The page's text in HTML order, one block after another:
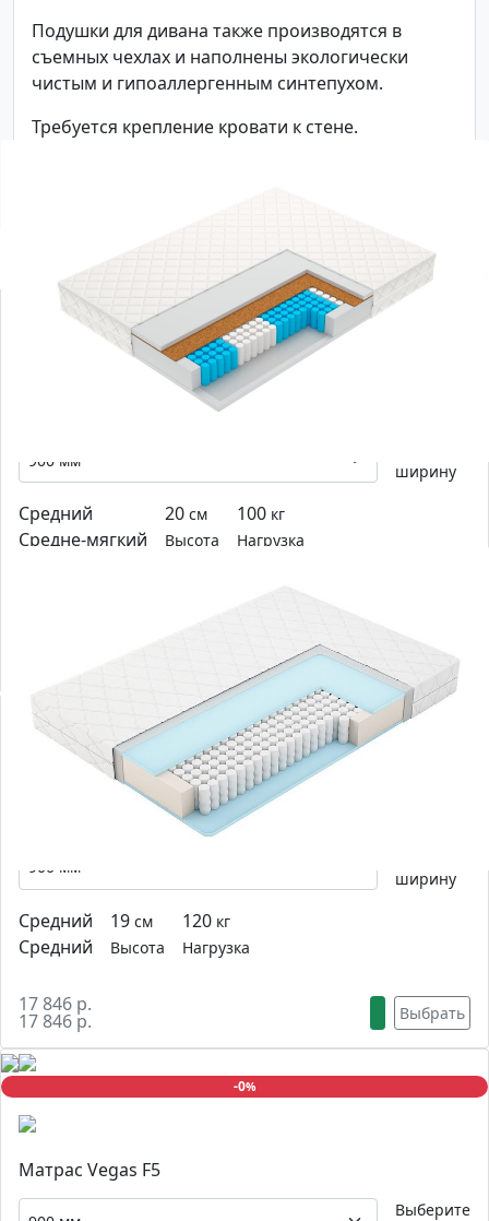
Подушки для дивана также производятся в
съемных чехлах и наполнены экологически
чистым и гипоаллергенным синтепухом.
Требуется крепление кровати к стене.
С этим товаром смотрят
-0%
ширину
Средний
Средне-мягкий
20 см
Высота
100 кг
Нагрузка
5-зональный матрас на независимых пружинах с
асимметричной комбинацией наполнителей.
Выбрать
-0%
Матрас Vegas Compact 2
ширину
Средний
Средний
19 см
Высота
120 кг
Нагрузка
17 846 р.
17 846 р. Выбрать
-0%
Матрас Vegas F5
Выберите